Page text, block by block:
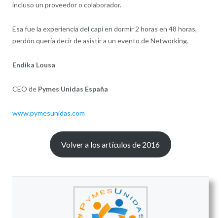
incluso un proveedor o colaborador.
Esa fue la experiencia del capi en dormir 2 horas en 48 horas,
perdón quería decir de asistir a un evento de Networking.
Endika Lousa
CEO de Pymes Unidas España
www.pymesunidas.com
Volver a los artículos de 2016